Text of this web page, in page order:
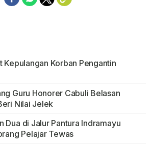
Kepulangan Korban Pengantin
Guru Honorer Cabuli Belasan
Nilai Jelek
Dua di Jalur Pantura Indramayu
Pelajar Tewas